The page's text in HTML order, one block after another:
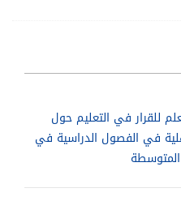
للقرار في التعليم حول
في الفصول الدراسية في